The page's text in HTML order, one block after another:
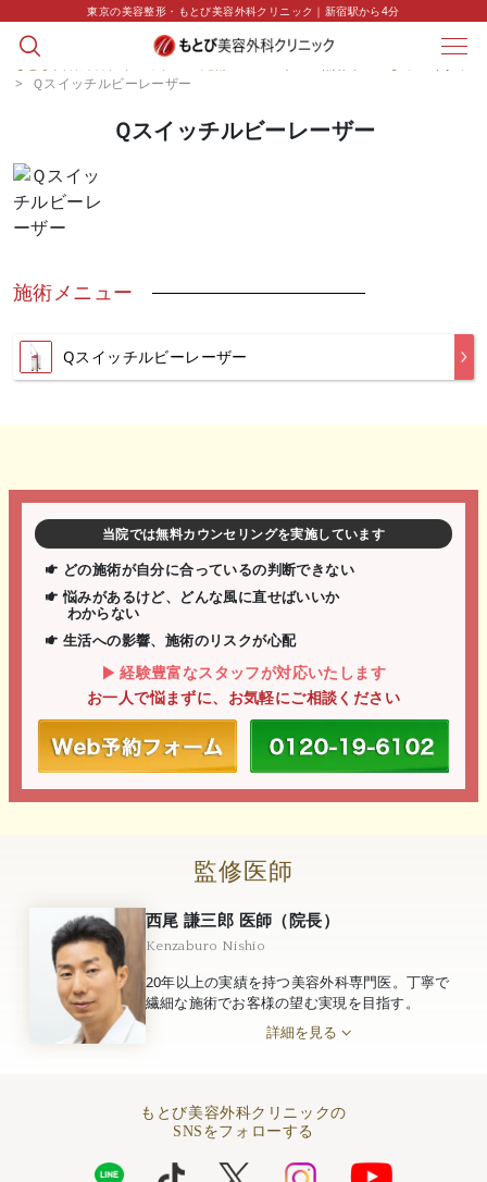
東京の美容整形・もとび美容外科クリニック｜新宿駅から4分
>
Ｑスイッチルビーレーザー
Ｑスイッチルビーレーザー
施術メニュー
Qスイッチルビーレーザー
当院では無料カウンセリングを実施しています
どの施術が自分に合っているの判断できない
悩みがあるけど、どんな風に直せばいいか
わからない
生活への影響、施術のリスクが心配
経験豊富なスタッフが対応いたします
お一人で悩まずに、お気軽にご相談ください
監修医師
西尾 謙三郎 医師（院長）
Kenzaburo Nishio
20年以上の実績を持つ美容外科専門医。丁寧で
繊細な施術でお客様の望む実現を目指す。
詳細を見る
もとび美容外科クリニックの
SNSをフォローする